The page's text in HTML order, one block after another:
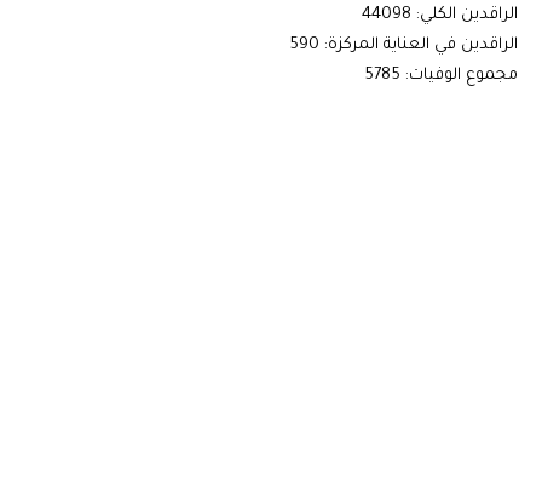
الراقدين الكلي: 44098
الراقدين في العناية المركزة: 590
مجموع الوفيات: 5785